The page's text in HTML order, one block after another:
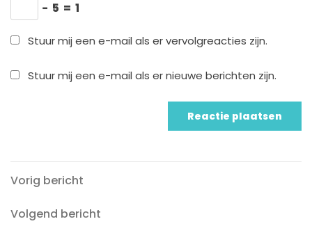
− 5 = 1
Stuur mij een e-mail als er vervolgreacties zijn.
Stuur mij een e-mail als er nieuwe berichten zijn.
Berichtnavigatie
Vorig
Vorig bericht
Volgend
Volgend bericht